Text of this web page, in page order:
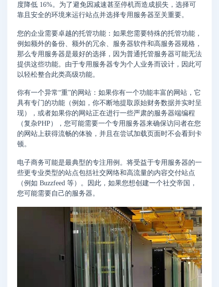
度降低 16%。为了避免因减速甚至停机而造成损失，选择可
靠且安全的环境来运行站点并选择专用服务器至关重要。
您的企业需要卓越的托管功能：如果您需要特殊的托管功能，
例如额外的备份、额外的冗余、服务器软件和高服务器规格，
那么专用服务器是最好的选择，因为普通托管服务器可能无法
提供这些功能。由于专用服务器专为个人业务而设计，因此可
以轻松整合此类高级功能。
你有一个异常“重”的网站：如果你有一个功能丰富的网站，它
具有专门的功能（例如，你不断地提取原始财务数据并实时呈
现），或者如果你的网站正在进行一些严肃的服务器端编程
（复杂PHP），您可能需要一个专用服务器来确保访问者在您
的网站上获得流畅的体验，并且在尝试加载页面时不会看到卡
顿。
电子商务可能是最典型的专注用例。将受益于专用服务器的一
些更专业类型的站点包括社交网络和高流量的内容交付站点
（例如 Buzzfeed 等）。因此，如果您想创建一个社交帝国，
您可能需要自己的服务器。